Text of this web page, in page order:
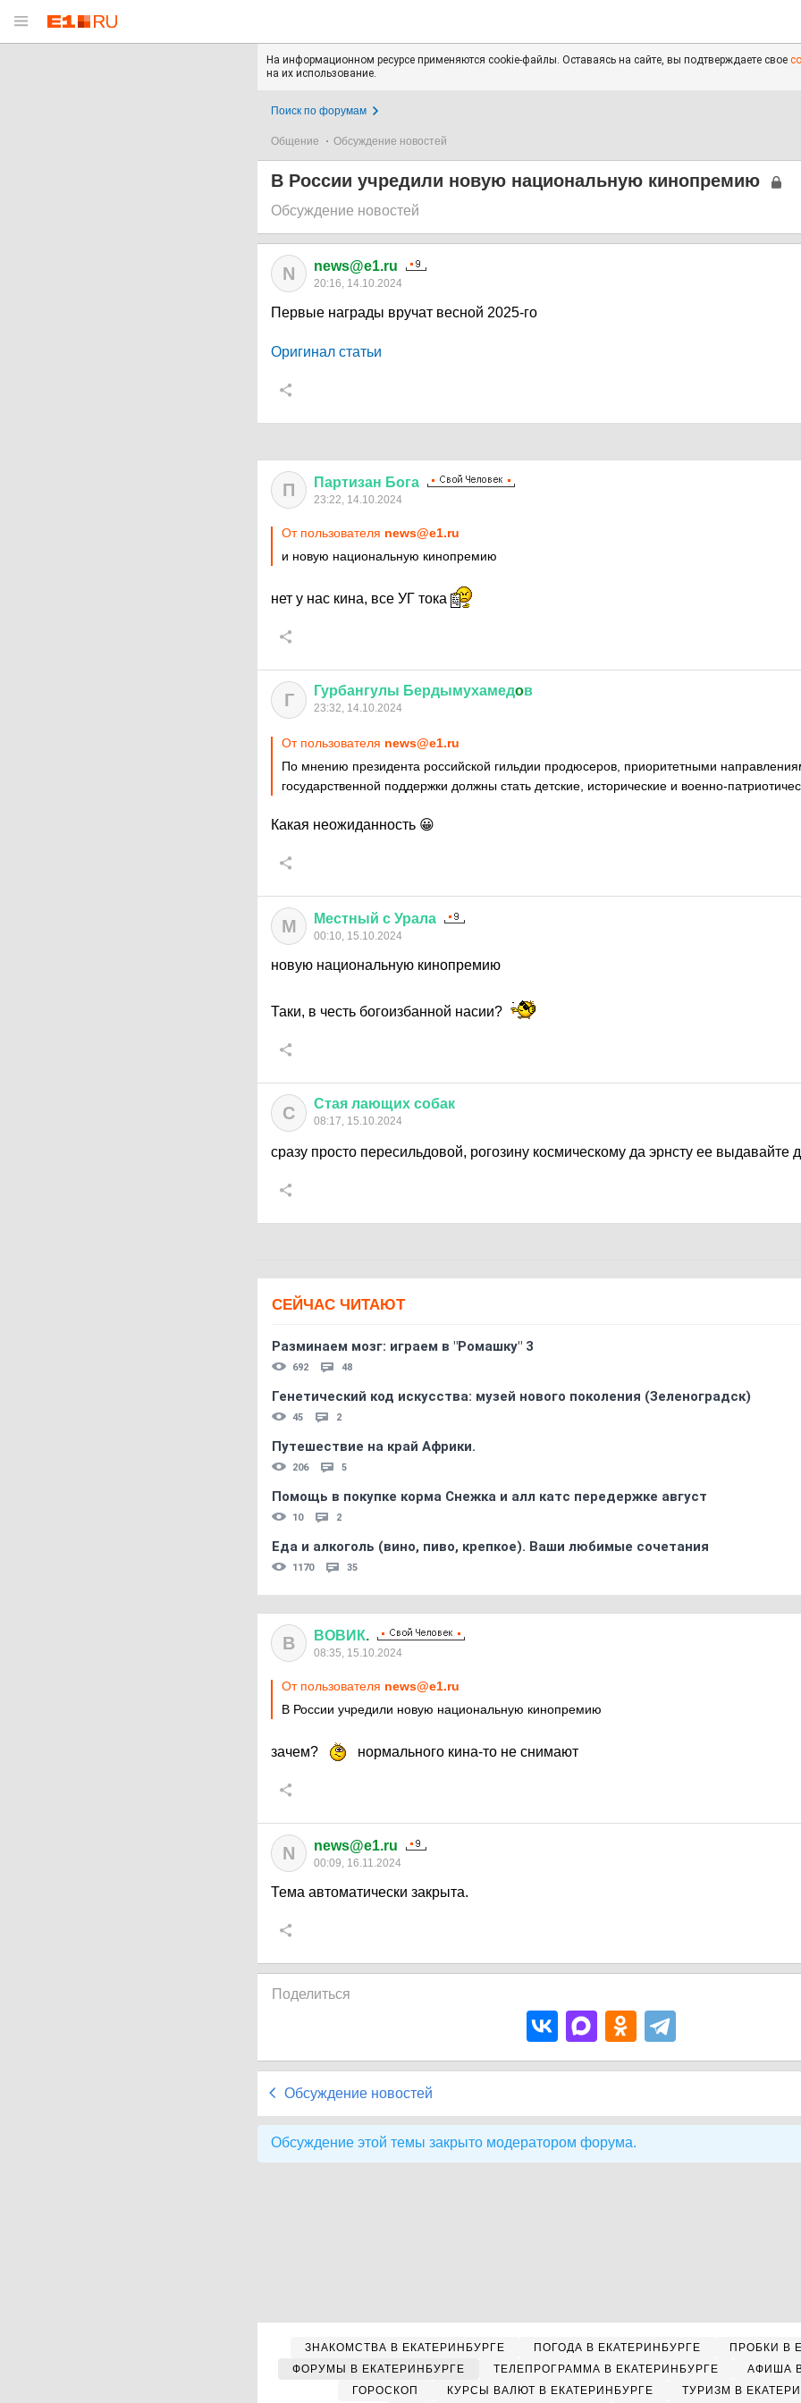
На информационном ресурсе применяются cookie-файлы. Оставаясь на сайте, вы подтверждаете свое
на их использование.
Поиск по форумам
Общение Обсуждение новостей
В России учредили новую национальную кинопремию
Обсуждение новостей
N news@e1.ru
20:16, 14.10.2024
Первые награды вручат весной 2025-го
Оригинал статьи
П Партизан Бога
23:22, 14.10.2024
От пользователя news@e1.ru
и новую национальную кинопремию
нет у нас кина, все УГ тока
Г Гурбангулы Бердымухамедoв
23:32, 14.10.2024
От пользователя news@e1.ru
По мнению президента российской гильдии продюсеров, приоритетными
государственной поддержки должны стать детские, исторические и военно-
Какая неожиданность 😀
М Местный с Урала
00:10, 15.10.2024
новую национальную кинопремию
Таки, в честь богоизбанной насии?
С Стая лающих собак
08:17, 15.10.2024
сразу просто пересильдовой, рогозину космическому да эрнсту ее выдавайте
СЕЙЧАС ЧИТАЮТ
Разминаем мозг: играем в "Ромашку" 3
692 48
Генетический код искусства: музей нового поколения (Зеленоградск)
45 2
Путешествие на край Африки.
206 5
Помощь в покупке корма Снежка и алл катс передержке август
10 2
Еда и алкоголь (вино, пиво, крепкое). Ваши любимые сочетания
1170 35
В ВОВИК.
08:35, 15.10.2024
От пользователя news@e1.ru
В России учредили новую национальную кинопремию
зачем? нормального кина-то не снимают
N news@e1.ru
00:09, 16.11.2024
Тема автоматически закрыта.
Поделиться
Обсуждение новостей
Обсуждение этой темы закрыто модератором форума.
ЗНАКОМСТВА В ЕКАТЕРИНБУРГЕ ПОГОДА В ЕКАТЕРИНБУРГЕ
ПРОБКИ В
ФОРУМЫ В ЕКАТЕРИНБУРГЕ
ТЕЛЕПРОГРАММА В ЕКАТЕРИНБУРГЕ
АФИША
ГОРОСКОП
КУРСЫ ВАЛЮТ В ЕКАТЕРИНБУРГЕ
ТУРИЗМ В